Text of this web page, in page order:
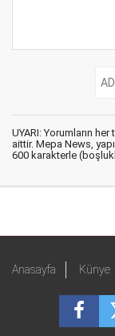
UYARI: Yorumların
aittir. Mepa News,
600 karakterle
Anasayfa Künye